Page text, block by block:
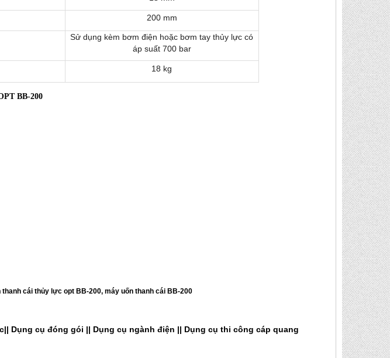
200 mm
Sử dụng kèm bơm điện hoặc bơm tay thủy lực có
áp suất 700 bar
18 kg
BB-200
cái thủy lực opt BB-200, máy uốn thanh cái BB-200
Dụng cụ đóng gói || Dụng cụ ngành điện || Dụng cụ thi công cáp quang